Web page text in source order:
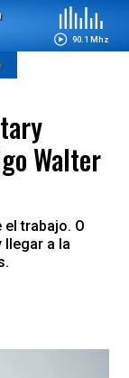
90.1 Mhz
Walter
trabajo. O
llegar a la